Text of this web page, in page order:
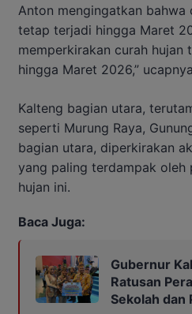
Anton mengingatkan bahwa
tetap terjadi hingga Maret
memperkirakan curah hujan
hingga Maret 2026,”
Kalteng bagian utara,
seperti Murung Raya,
bagian utara, diperkirakan
yang paling terdampak oleh
hujan ini.
Baca Juga:
Gubernur
Ratusan
Sekolah dan